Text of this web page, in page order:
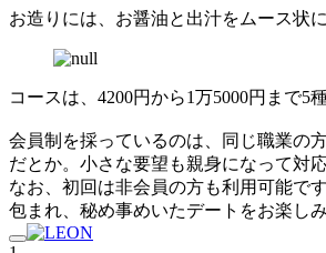
お造りには、お醤油と出汁をムース状
コースは、4200円から1万5000円まで
会員制を採っているのは、同じ職業の
だとか。小さな要望も親身になって対
なお、初回は非会員の方も利用可能で
包まれ、秘め事めいたデートをお楽し